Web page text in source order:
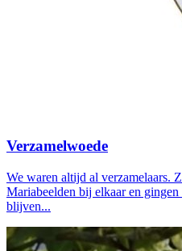
Verzamelwoede
We waren altijd al verzamelaars.
Mariabeelden bij elkaar en
blijven...